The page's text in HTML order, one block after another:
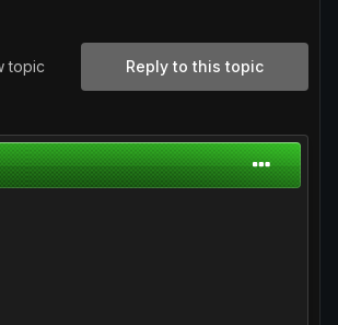
Reply to this topic
topic